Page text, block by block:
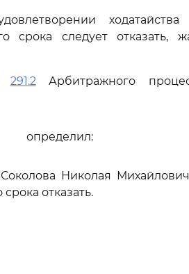
ходатайства
срока следует отказать,
291.2Арбитражного
определил:
Николая
отказать.